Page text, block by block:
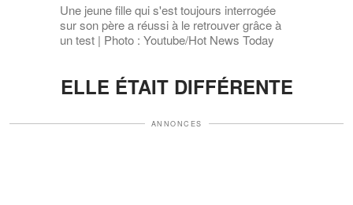
Une jeune fille qui s'est toujours interrogée
sur son père a réussi à le retrouver grâce à
un test | Photo : Youtube/Hot News Today
ELLE ÉTAIT DIFFÉRENTE
ANNONCES